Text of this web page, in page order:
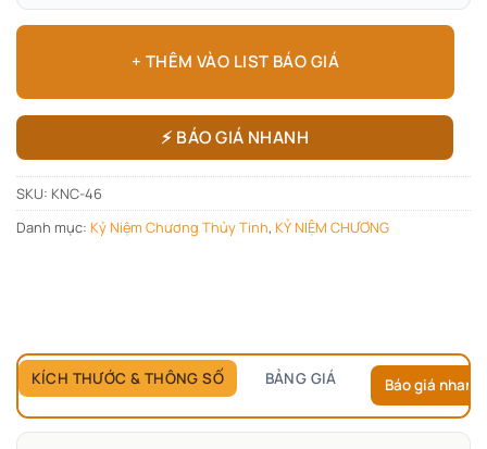
+ THÊM VÀO LIST BÁO GIÁ
⚡ BÁO GIÁ NHANH
SKU: KNC-46
Danh mục: Kỷ Niệm Chương Thủy Tinh, KỶ NIỆM CHƯƠNG
KÍCH THƯỚC & THÔNG SỐ BẢNG GIÁ Báo giá